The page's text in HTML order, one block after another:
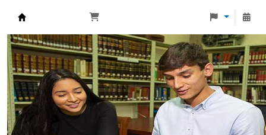
Biblioteca Universidad Monteávila